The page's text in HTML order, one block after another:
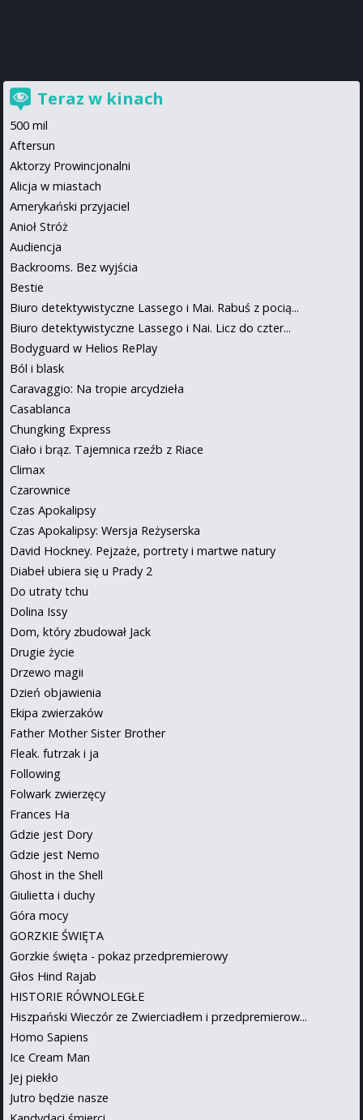
Teraz w kinach
500 mil
Aftersun
Aktorzy Prowincjonalni
Alicja w miastach
Amerykański przyjaciel
Anioł Stróż
Audiencja
Backrooms. Bez wyjścia
Bestie
Biuro detektywistyczne Lassego i Mai. Rabuś z pocią...
Biuro detektywistyczne Lassego i Nai. Licz do czter...
Bodyguard w Helios RePlay
Ból i blask
Caravaggio: Na tropie arcydzieła
Casablanca
Chungking Express
Ciało i brąz. Tajemnica rzeźb z Riace
Climax
Czarownice
Czas Apokalipsy
Czas Apokalipsy: Wersja Reżyserska
David Hockney. Pejzaże, portrety i martwe natury
Diabeł ubiera się u Prady 2
Do utraty tchu
Dolina Issy
Dom, który zbudował Jack
Drugie życie
Drzewo magii
Dzień objawienia
Ekipa zwierzaków
Father Mother Sister Brother
Fleak. futrzak i ja
Following
Folwark zwierzęcy
Frances Ha
Gdzie jest Dory
Gdzie jest Nemo
Ghost in the Shell
Giulietta i duchy
Góra mocy
GORZKIE ŚWIĘTA
Gorzkie święta - pokaz przedpremierowy
Głos Hind Rajab
HISTORIE RÓWNOLEGŁE
Hiszpański Wieczór ze Zwierciadłem i przedpremierow...
Homo Sapiens
Ice Cream Man
Jej piekło
Jutro będzie nasze